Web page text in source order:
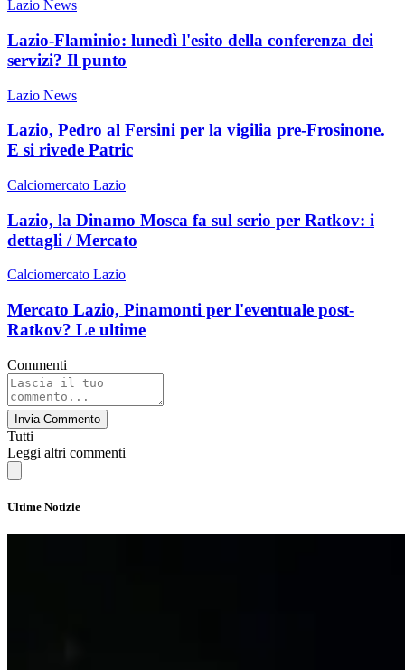
Lazio News
Lazio-Flaminio: lunedì l'esito della conferenza dei
servizi? Il punto
Lazio News
Lazio, Pedro al Fersini per la vigilia pre-Frosinone.
E si rivede Patric
Calciomercato Lazio
Lazio, la Dinamo Mosca fa sul serio per Ratkov: i
dettagli / Mercato
Calciomercato Lazio
Mercato Lazio, Pinamonti per l'eventuale post-
Ratkov? Le ultime
Commenti
Invia Commento
Tutti
Leggi altri commenti
Ultime Notizie